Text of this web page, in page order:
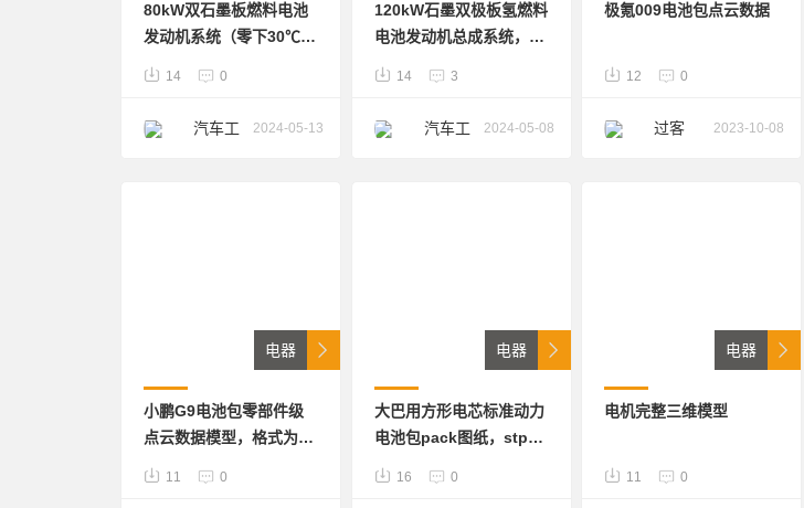
80kW双石墨板燃料电池
发动机系统（零下30℃冷
用途，不得转载发表。违
14 0
汽车工 2024-05-13
120kW石墨双极板氢燃料
电池发动机总成系统，曾
参考，不可用于商业用
14 3
汽车工 2024-05-08
极氪009电池包点云数据
12 0
过客 2023-10-08
电器
小鹏G9电池包零部件级
点云数据模型，格式为
11 0
电器
大巴用方形电芯标准动力
电池包pack图纸，stp格
16 0
电器
电机完整三维模型
11 0